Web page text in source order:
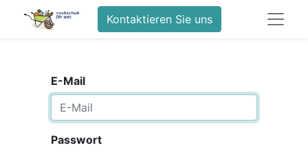
Kontaktieren Sie uns
E-Mail
Passwort